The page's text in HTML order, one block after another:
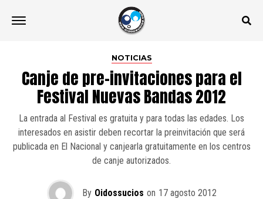
NOTICIAS
Canje de pre-invitaciones para el
Festival Nuevas Bandas 2012
La entrada al Festival es gratuita y para todas las edades. Los
interesados en asistir deben recortar la preinvitación que será
publicada en El Nacional y canjearla gratuitamente en los centros
de canje autorizados.
By Oidossucios on 17 agosto 2012